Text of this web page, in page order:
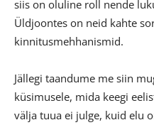
siis on oluline roll nende
Üldjoontes on neid kahte
kinnitusmehhanismid.
Jällegi taandume me siin
küsimusele, mida keegi
välja tuua ei julge, kuid elu